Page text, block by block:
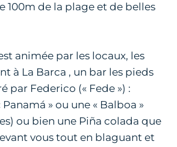
100m de la plage et de belles
animée par les locaux, les
à La Barca , un bar les pieds
par Federico (« Fede ») :
» ou une « Balboa »
ou bien une Piña colada que
vous tout en blaguant et